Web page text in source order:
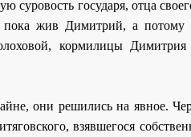
государя, отца
жив Димитрий, а потому
кормилицы Димитрия
они решились на явное.
взявшегося